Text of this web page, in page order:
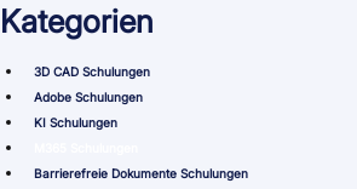
NEU: KI Schulungen
unsertraining Blog
Kategorien
3D CAD Schulungen
Adobe Schulungen
KI Schulungen
Barrierefreie Dokumente Schulungen